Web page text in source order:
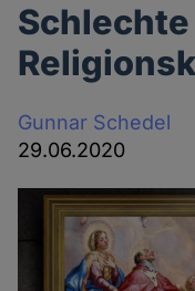
Gunnar Schedel
29.06.2020